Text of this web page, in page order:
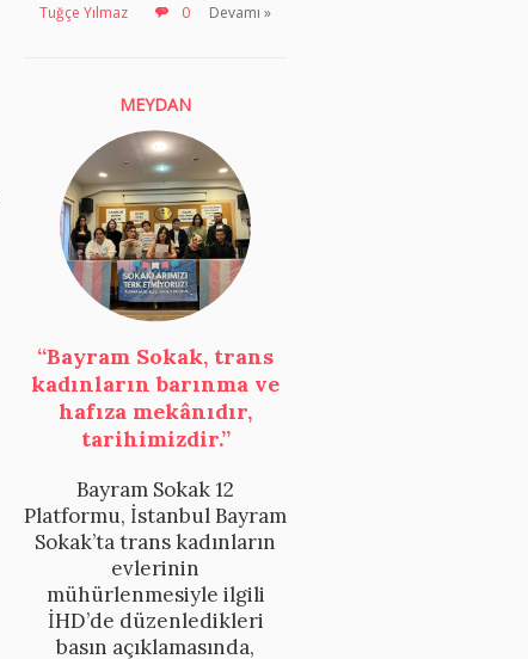
Tuğçe Yılmaz 0 Devamı »
MEYDAN
“Bayram Sokak, trans
kadınların barınma ve
hafıza mekânıdır,
tarihimizdir.”
Bayram Sokak 12
Platformu, İstanbul Bayram
Sokak’ta trans kadınların
evlerinin
mühürlenmesiyle ilgili
İHD’de düzenledikleri
basın açıklamasında,